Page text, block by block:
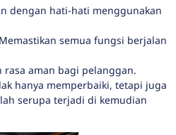
dengan hati-hati menggunakan
semua fungsi berjalan
rasa aman bagi pelanggan.
hanya memperbaiki, tetapi juga
serupa terjadi di kemudian